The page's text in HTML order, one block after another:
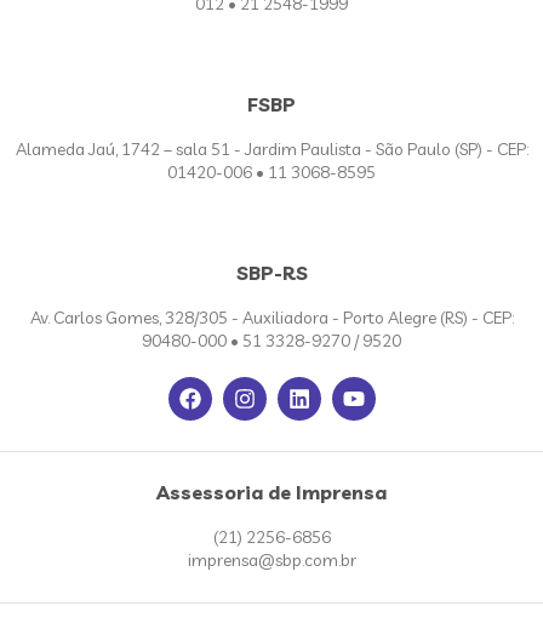
FSBP
Alameda Jaú, 1742 – sala 51 - Jardim Paulista - São Paulo (SP) - CEP:
01420-006 • 11 3068-8595
SBP-RS
Av. Carlos Gomes, 328/305 - Auxiliadora - Porto Alegre (RS) - CEP:
90480-000 • 51 3328-9270 / 9520
Assessoria de Imprensa
(21) 2256-6856
imprensa@sbp.com.br